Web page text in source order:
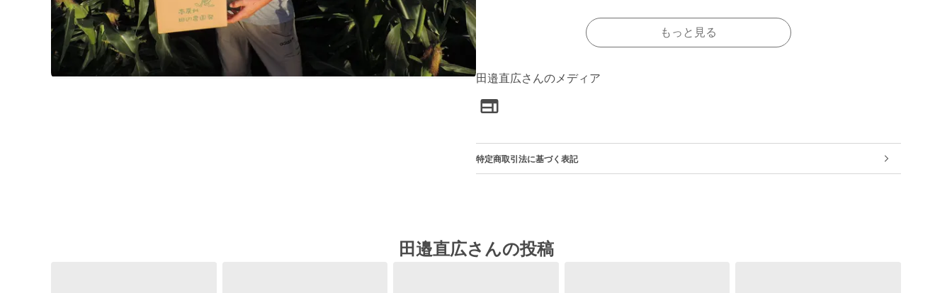
もっと見る
田邉直広さんのメディア
特定商取引法に基づく表記
田邉直広さんの投稿